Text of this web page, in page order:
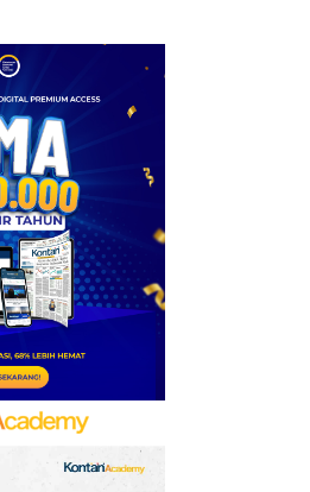
Hilang
Ini
dan
untuk
HUT Ke-81
Nasional
dan